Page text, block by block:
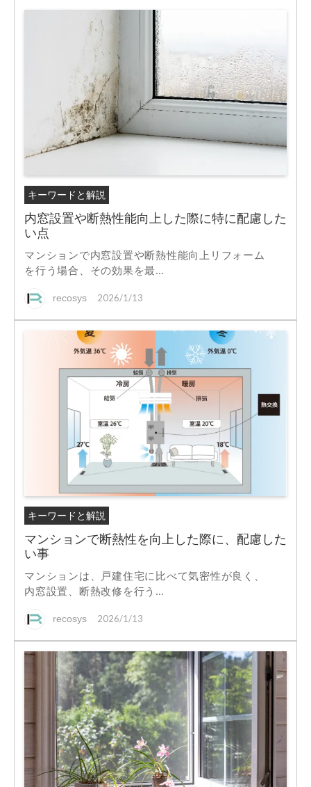
キーワードと解説
内窓設置や断熱性能向上した際に特に配慮した
い点
マンションで内窓設置や断熱性能向上リフォーム
を行う場合、その効果を最...
recosys 2026/1/13
キーワードと解説
マンションで断熱性を向上した際に、配慮した
い事
マンションは、戸建住宅に比べて気密性が良く、
内窓設置、断熱改修を行う...
recosys 2026/1/13